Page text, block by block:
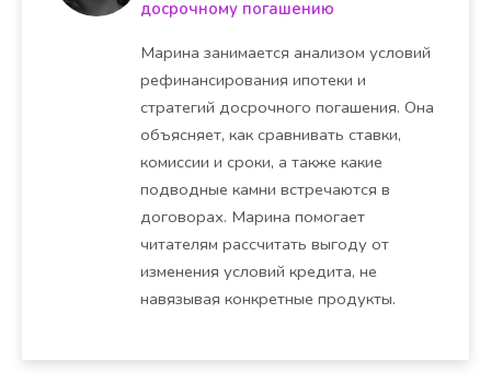
досрочному погашению
Марина занимается анализом условий
рефинансирования ипотеки и
стратегий досрочного погашения. Она
объясняет, как сравнивать ставки,
комиссии и сроки, а также какие
подводные камни встречаются в
договорах. Марина помогает
читателям рассчитать выгоду от
изменения условий кредита, не
навязывая конкретные продукты.